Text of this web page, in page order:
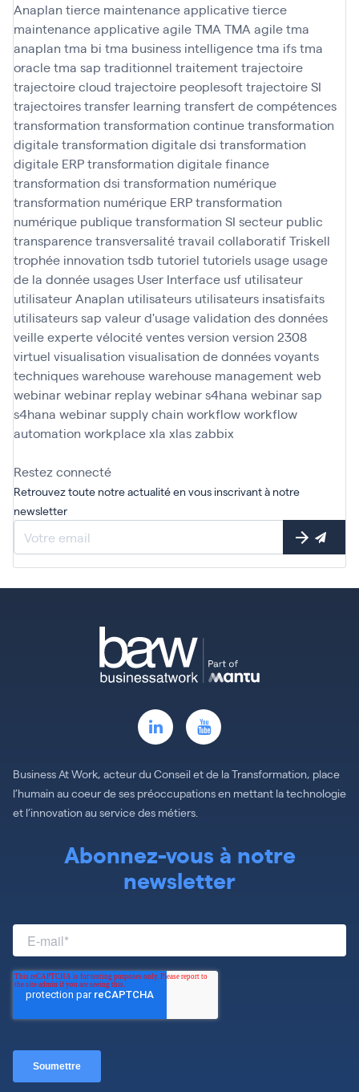
Anaplan tierce maintenance applicativetierce
maintenance applicative agileTMA TMA agiletma
anaplan tma bi tma business intelligencetma ifstma
oracletma sap traditionnel traitementtrajectoire
trajectoire cloud trajectoire peoplesofttrajectoire SI
trajectoirestransfer learning transfert de compétences
transformation transformation continuetransformation
digitaletransformation digitale dsi transformation
digitale ERPtransformation digitale finance
transformation dsi transformation numérique
transformation numérique ERPtransformation
numérique publiquetransformation SI secteur public
transparencetransversalitétravail collaboratifTriskell
trophée innovation tsdb tutoriel tutoriels usage usage
de la donnée usages User Interface usf utilisateur
utilisateur Anaplan utilisateurs utilisateurs insatisfaits
utilisateurs sap valeur d'usagevalidation des données
veille expertevélocitéventesversion version 2308
virtuel visualisation visualisation de donnéesvoyants
techniqueswarehousewarehouse managementweb
webinarwebinar replaywebinar s4hana webinar sap
s4hana webinar supply chain workflowworkflow
automation workplacexla xlaszabbix
Restez connecté
Retrouvez toute notre actualité en vous inscrivant à notre
newsletter
Business At Work, acteur du Conseil et de la Transformation, place
l’humain au coeur de ses préoccupations en mettant la technologie
et l’innovation au service des métiers.
Abonnez-vous à notre
newsletter